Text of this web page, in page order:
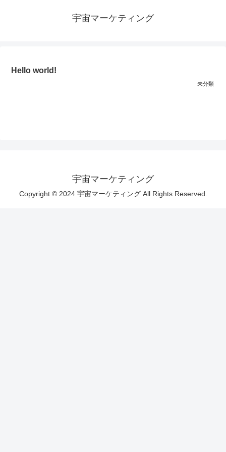
宇宙マーケティング
Hello world!
未分類
宇宙マーケティング
Copyright © 2024 宇宙マーケティング All Rights Reserved.